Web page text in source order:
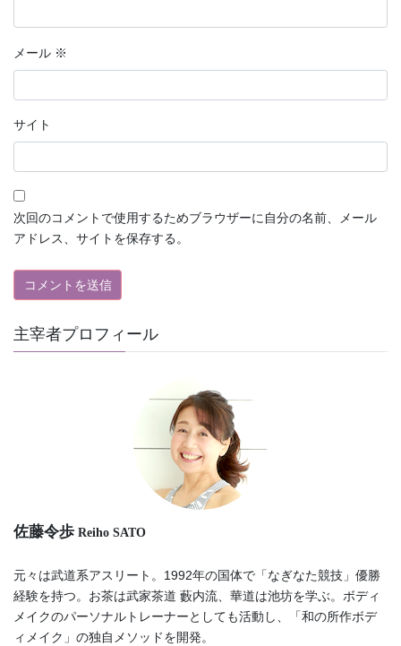
メール ※
サイト
次回のコメントで使用するためブラウザーに自分の名前、メール
アドレス、サイトを保存する。
主宰者プロフィール
佐藤令歩 Reiho SATO
元々は武道系アスリート。1992年の国体で「なぎなた競技」優勝
経験を持つ。お茶は武家茶道 藪内流、華道は池坊を学ぶ。ボディ
メイクのパーソナルトレーナーとしても活動し、「和の所作ボデ
ィメイク」の独自メソッドを開発。